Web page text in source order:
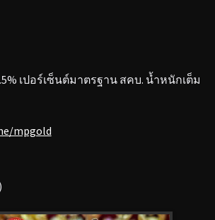
เปอร์เซ็นต์มาตรฐาน สคบ. น้ำหนักเต็ม
mpgold